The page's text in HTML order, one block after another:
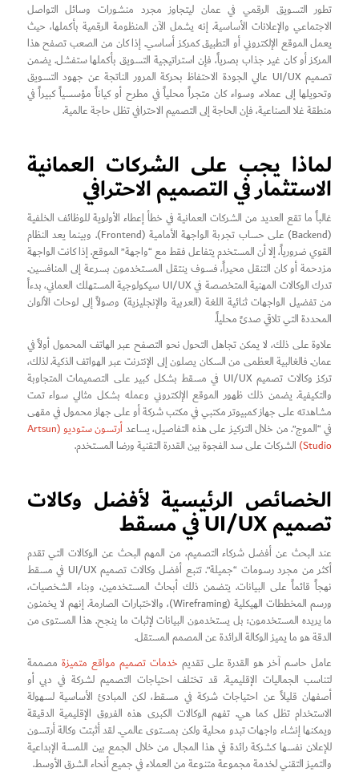
تطور التسويق الرقمي في عمان ليتجاوز مجرد منشورات وسائل التواصل
الاجتماعي والإعلانات الأساسية. إنه يشمل الآن المنظومة الرقمية بأكملها، حيث
يعمل الموقع الإلكتروني أو التطبيق كمركز أساسي. إذا كان من الصعب تصفح هذا
المركز أو كان غير جذاب بصرياً، فإن استراتيجية التسويق بأكملها ستفشل. يضمن
تصميم UI/UX عالي الجودة الاحتفاظ بحركة المرور الناتجة عن جهود التسويق
وتحويلها إلى عملاء. وسواء كان متجراً محلياً في مطرح أو كياناً مؤسسياً كبيراً في
منطقة غلا الصناعية، فإن الحاجة إلى التصميم الاحترافي تظل حاجة عالمية.
لماذا يجب على الشركات العمانية
الاستثمار في التصميم الاحترافي
غالباً ما تقع العديد من الشركات العمانية في خطأ إعطاء الأولوية للوظائف الخلفية
(Backend) على حساب تجربة الواجهة الأمامية (Frontend). وبينما يعد النظام
القوي ضرورياً، إلا أن المستخدم يتفاعل فقط مع “واجهة” الموقع. إذا كانت الواجهة
مزدحمة أو كان التنقل محيراً، فسوف ينتقل المستخدمون بسرعة إلى المنافسين.
تدرك الوكالات المهنية المتخصصة في UI/UX سيكولوجية المستهلك العماني، بدءاً
من تفضيل الواجهات ثنائية اللغة (العربية والإنجليزية) وصولاً إلى لوحات الألوان
المحددة التي تلاقي صدىً محلياً.
علاوة على ذلك، لا يمكن تجاهل التحول نحو التصفح عبر الهاتف المحمول أولاً في
عمان. فالغالبية العظمى من السكان يصلون إلى الإنترنت عبر الهواتف الذكية. لذلك،
تركز وكالات تصميم UI/UX في مسقط بشكل كبير على التصميمات المتجاوبة
والتكيفية. يضمن ذلك ظهور الموقع الإلكتروني وعمله بشكل مثالي سواء تمت
مشاهدته على جهاز كمبيوتر مكتبي في مكتب شركة أو على جهاز محمول في مقهى
في “الموج”. من خلال التركيز على هذه التفاصيل، يساعد
أرتسون ستوديو (Artsun
Studio) الشركات على سد الفجوة بين القدرة التقنية ورضا المستخدم.
الخصائص الرئيسية لأفضل وكالات
تصميم UI/UX في مسقط
عند البحث عن أفضل شركاء التصميم، من المهم البحث عن الوكالات التي تقدم
أكثر من مجرد رسومات “جميلة”. تتبع أفضل وكالات تصميم UI/UX في مسقط
نهجاً قائماً على البيانات. يتضمن ذلك أبحاث المستخدمين، وبناء الشخصيات،
ورسم المخططات الهيكلية (Wireframing)، والاختبارات الصارمة. إنهم لا يخمنون
ما يريده المستخدمون؛ بل يستخدمون البيانات لإثبات ما ينجح. هذا المستوى من
الدقة هو ما يميز الوكالة الرائدة عن المصمم المستقل.
عامل حاسم آخر هو القدرة على تقديم خدمات تصميم مواقع متميزة مصممة
لتناسب الجماليات الإقليمية. قد تختلف احتياجات التصميم لشركة في دبي أو
أصفهان قليلاً عن احتياجات شركة في مسقط، لكن المبادئ الأساسية لسهولة
الاستخدام تظل كما هي. تفهم الوكالات الكبرى هذه الفروق الإقليمية الدقيقة
ويمكنها إنشاء واجهات تبدو محلية ولكن بمستوى عالمي. لقد أثبتت وكالة أرتسون
للإعلان نفسها كشركة رائدة في هذا المجال من خلال الجمع بين اللمسة الإبداعية
والتميز التقني لخدمة مجموعة متنوعة من العملاء في جميع أنحاء الشرق الأوسط.